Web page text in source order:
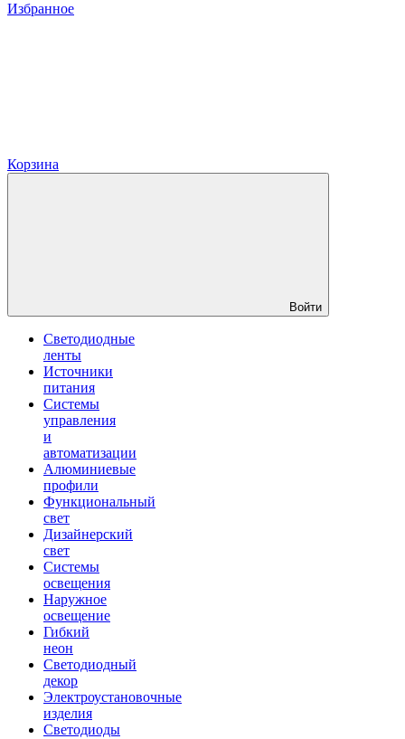
Избранное
Корзина
Войти
Светодиодные
ленты
Источники
питания
Системы
управления
и
автоматизации
Алюминиевые
профили
Функциональный
свет
Дизайнерский
свет
Системы
освещения
Наружное
освещение
Гибкий
неон
Светодиодный
декор
Электроустановочные
изделия
Светодиоды